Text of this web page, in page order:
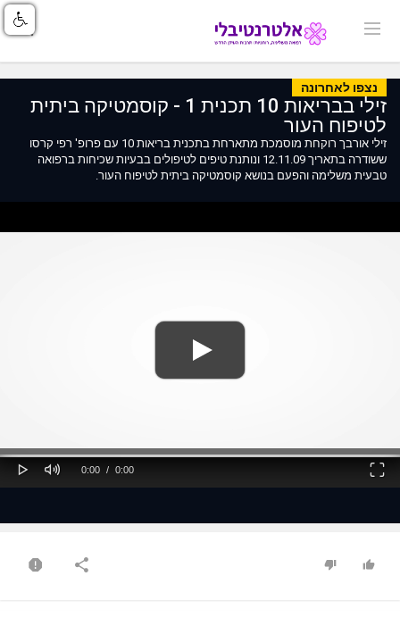
נצפו לאחרונה
זילי בבריאות 10 תכנית 1 - קוסמטיקה ביתית
לטיפוח העור
זילי אורבך רוקחת מוסמכת מתארחת בתכנית בריאות 10 עם פרופ' רפי קרסו
ששודרה בתאריך 12.11.09 ונותנת טיפים לטיפולים בבעיות שכיחות ברפואה
טבעית משלימה והפעם בנושא קוסמטיקה ביתית לטיפוח העור.
Play Mute
Current
0:00 /
Duration
0:00
Fullscreen